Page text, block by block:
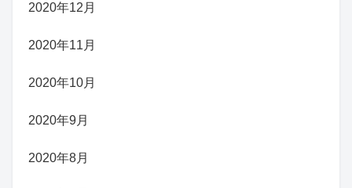
2020年12月
2020年11月
2020年10月
2020年9月
2020年8月